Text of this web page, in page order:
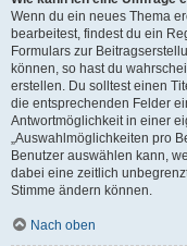
Wenn du ein neues Thema
bearbeitest, findest du ein
Formulars zur
können, so hast du
erstellen. Du solltest einen
die entsprechenden Felder
Antwortmöglichkeit in einer
„Auswahlmöglichkeiten pro
Benutzer auswählen kann,
dabei eine zeitlich
Stimme ändern können.
Nach oben